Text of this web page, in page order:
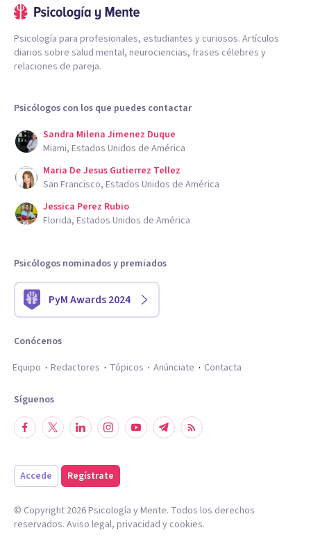
Psicología para profesionales, estudiantes y curiosos. Artículos
diarios sobre salud mental, neurociencias, frases célebres y
relaciones de pareja.
Psicólogos con los que puedes contactar
Sandra Milena Jimenez Duque
Miami, Estados Unidos de América
Maria De Jesus Gutierrez Tellez
San Francisco, Estados Unidos de América
Jessica Perez Rubio
Florida, Estados Unidos de América
Psicólogos nominados y premiados
PyM Awards 2024
Conócenos
Equipo
Redactores Tópicos Anúnciate Contacta
Síguenos
Accede Regístrate
© Copyright 2026Psicología y Mente. Todos los derechos
reservados. Aviso legal, privacidad y cookies.